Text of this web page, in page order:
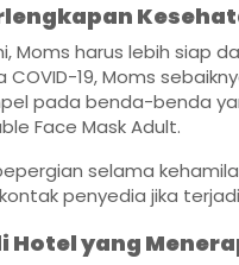
Moms harus lebih siap
COVID-19, Moms
pada benda-benda
Face Mask Adult.
selama
penyedia jika
Hotel yang